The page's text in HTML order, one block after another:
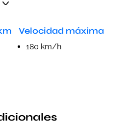
Velocidad máxima
180 km/h